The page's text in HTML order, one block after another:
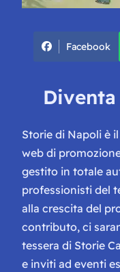
Facebook
Storie di Napoli è
web di
gestito in totale
professionisti del
alla crescita del
contributo, ci
tessera di Storie
e inviti ad eventi